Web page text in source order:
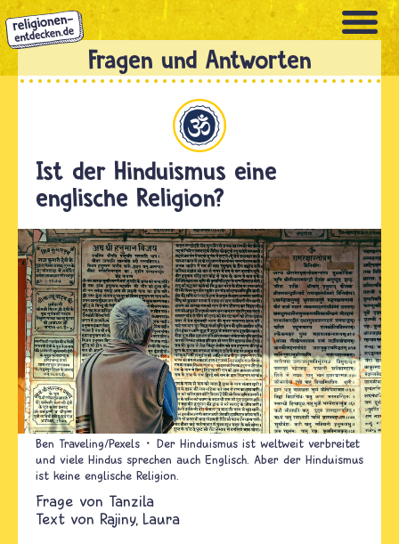
Direkt
zum
Inhalt
Ist der Hinduismus eine
englische Religion?
Ben Traveling/Pexels
Der Hinduismus ist weltweit verbreitet
und viele Hindus sprechen auch Englisch. Aber der Hinduismus
ist keine englische Religion.
Tanzila
Text von Rajiny Laura